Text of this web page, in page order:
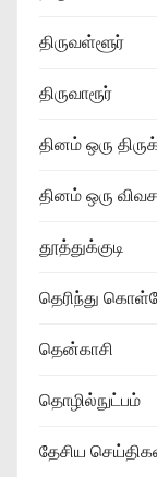
திருவள்ளூர்
திருவாரூர்
தினம் ஒரு
தினம் ஒரு
தூத்துக்குடி
தெரிந்து
தென்காசி
தொழில்நுட்பம்
தேசிய